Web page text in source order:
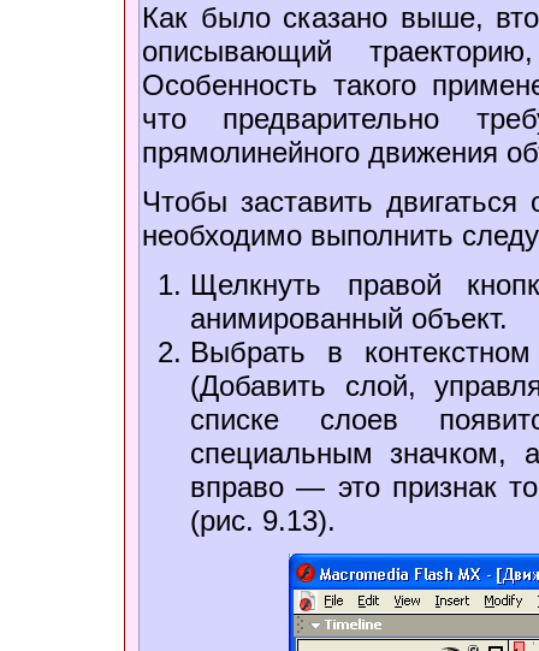
Как было сказано выше,
описывающий
Особенность такого
что предварительно
прямолинейного движения
Чтобы заставить двигаться
необходимо выполнить
Щелкнуть правой
анимированный объект.
Выбрать в
(Добавить слой,
списке слоев
специальным значком,
вправо — это признак
(рис. 9.13).